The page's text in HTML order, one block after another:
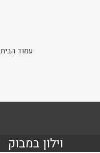
עמוד הבית
וילון במבוק